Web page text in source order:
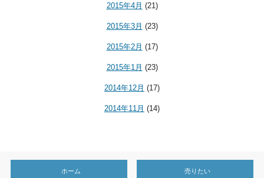
2015年4月 (21)
2015年3月 (23)
2015年2月 (17)
2015年1月 (23)
2014年12月 (17)
2014年11月 (14)
ホーム 売りたい